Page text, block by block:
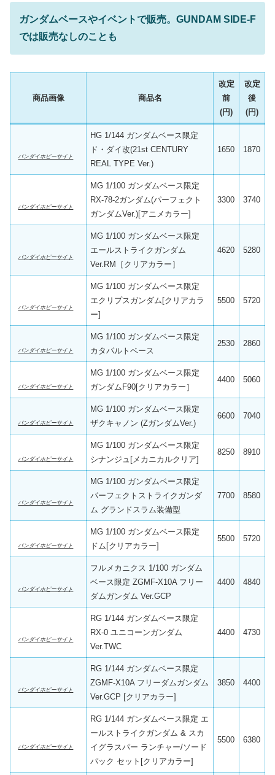
ガンダムベースやイベントで販売。GUNDAM SIDE-F
では販売なしのことも
商品画像 商品名
改定
前
(円)
改定
後
(円)
バンダイホビーサイト
HG 1/144 ガンダムベース限定
ド・ダイ改(21st CENTURY
REAL TYPE Ver.)
1650 1870
バンダイホビーサイト
MG 1/100 ガンダムベース限定
RX-78-2ガンダム(パーフェクト
ガンダムVer.)[アニメカラー]
3300 3740
バンダイホビーサイト
MG 1/100 ガンダムベース限定
エールストライクガンダム
Ver.RM［クリアカラー］
4620 5280
バンダイホビーサイト
MG 1/100 ガンダムベース限定
エクリプスガンダム[クリアカラ
ー]
5500 5720
バンダイホビーサイト
MG 1/100 ガンダムベース限定
カタパルトベース
2530 2860
バンダイホビーサイト
MG 1/100 ガンダムベース限定
ガンダムF90[クリアカラー］
4400 5060
バンダイホビーサイト
MG 1/100 ガンダムベース限定
ザクキャノン (ZガンダムVer.)
6600 7040
バンダイホビーサイト
MG 1/100 ガンダムベース限定
シナンジュ[メカニカルクリア]
8250 8910
バンダイホビーサイト
MG 1/100 ガンダムベース限定
パーフェクトストライクガンダ
ム グランドスラム装備型
7700 8580
バンダイホビーサイト
MG 1/100 ガンダムベース限定
ドム[クリアカラー]
5500 5720
バンダイホビーサイト
フルメカニクス 1/100 ガンダム
ベース限定 ZGMF-X10A フリー
ダムガンダム Ver.GCP
4400 4840
バンダイホビーサイト
RG 1/144 ガンダムベース限定
RX-0 ユニコーンガンダム
Ver.TWC
4400 4730
バンダイホビーサイト
RG 1/144 ガンダムベース限定
ZGMF-X10A フリーダムガンダム
Ver.GCP [クリアカラー]
3850 4400
バンダイホビーサイト
RG 1/144 ガンダムベース限定 エ
ールストライクガンダム & スカ
イグラスパー ランチャー/ソード
パック セット[クリアカラー]
5500 6380